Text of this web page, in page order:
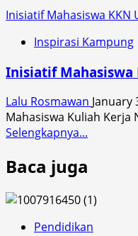
Inisiatif Mahasiswa
Inspirasi Kampung
Inisiatif Mahasiswa
Lalu Rosmawan January
Mahasiswa Kuliah
Selengkapnya...
Mahasiswa
KKN
Unram
Baca juga
Pendidikan